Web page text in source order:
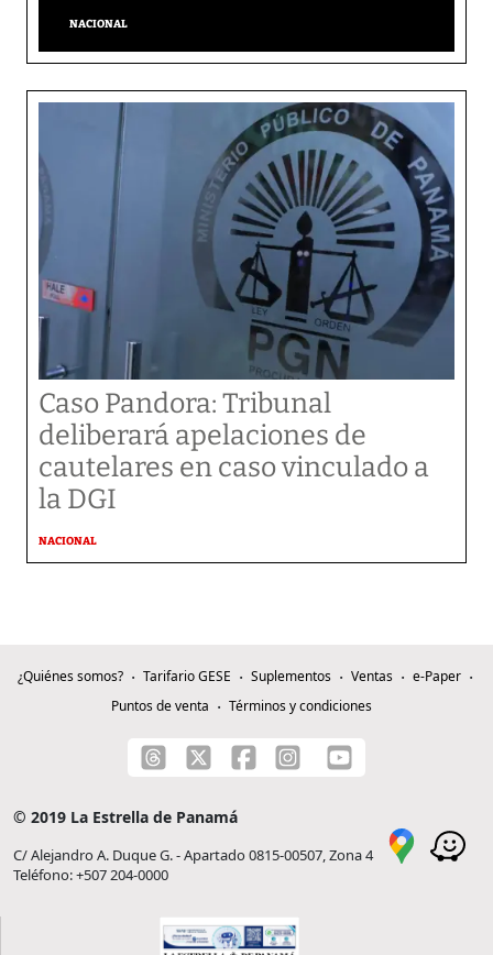
NACIONAL
Caso Pandora: Tribunal
deliberará apelaciones de
cautelares en caso vinculado a
la DGI
NACIONAL
¿Quiénes somos? Tarifario GESE Suplementos Ventas
e-Paper
Puntos de venta
Términos y condiciones
© 2019 La Estrella de Panamá
C/ Alejandro A. Duque G. - Apartado 0815-00507, Zona 4
Teléfono: +507 204-0000